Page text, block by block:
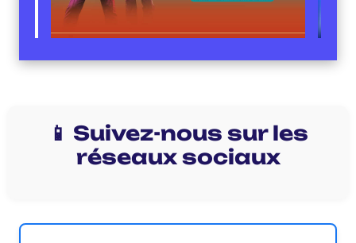
📱 Suivez-nous sur les
réseaux sociaux